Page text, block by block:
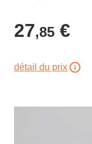
27,85 €
détail du prix